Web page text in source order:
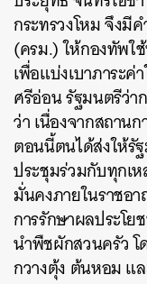
กระทรวงโหม จึงมี
(ครม.) ให้กองทัพใ
เพื่อแบ่งเบาภาระ
ศรีอ่อน รัฐมนตรีว่า
ว่า เนื่องจากสถาน
ตอนนี้ตนได้ส่งให้รั
ประชุมร่วมกับทุกเ
มั่นคงภายในราชอ
การรักษาผลประโย
นำพืชผักสวนครัว โ
กวางตุ้ง ต้นหอม แ